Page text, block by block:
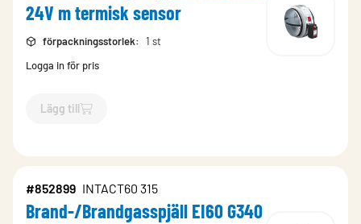
24V m termisk sensor
förpackningsstorlek:
1 st
Logga in för pris
Lägg till
`$Lägg till
#852899 INTACT60 315
Brand-/Brandgasspjäll EI60 G340